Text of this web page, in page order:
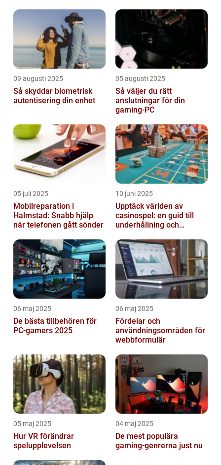
09 augusti 2025
Så skyddar biometrisk
autentisering din enhet
05 augusti 2025
Så väljer du rätt
anslutningar för din
gaming-PC
05 juli 2025
Mobilreparation i
Halmstad: Snabb hjälp
när telefonen gått sönder
10 juni 2025
Upptäck världen av
casinospel: en guid till
underhållning och
06 maj 2025
De bästa tillbehören för
PC-gamers 2025
06 maj 2025
Fördelar och
användningsområden för
webbformulär
05 maj 2025
Hur VR förändrar
spelupplevelsen
04 maj 2025
De mest populära
gaming-genrerna just nu